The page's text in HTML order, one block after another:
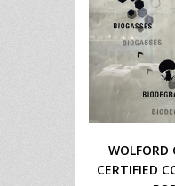
WOLFORD
CERTIFIED